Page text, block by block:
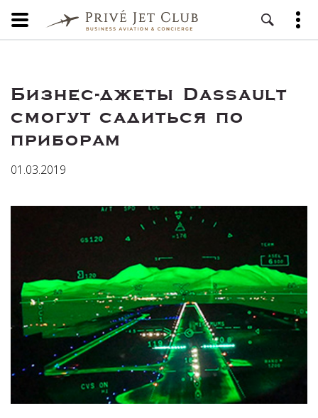
Бизнес-джеты Dassault
смогут садиться по
приборам
01.03.2019